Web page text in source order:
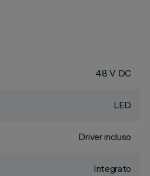
48 V DC
LED
Driver incluso
Integrato